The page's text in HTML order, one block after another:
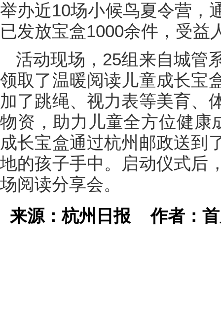
举办近10场小候鸟夏令营，
已发放宝盒1000余件，受益
活动现场，25组来自城管
领取了温暖阅读儿童成长宝
加了跳绳、视力表等美育、
物资，助力儿童全方位健康
成长宝盒通过杭州邮政送到
地的孩子手中。启动仪式后
场阅读分享会。
来源：杭州日报作者：